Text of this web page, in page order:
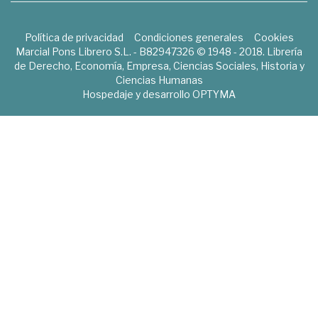
Política de privacidad Condiciones generales
Cookies
Marcial Pons Librero S.L. - B82947326 © 1948 - 2018. Librería
de Derecho, Economía, Empresa, Ciencias Sociales, Historia y
Ciencias Humanas
Hospedaje y desarrollo OPTYMA